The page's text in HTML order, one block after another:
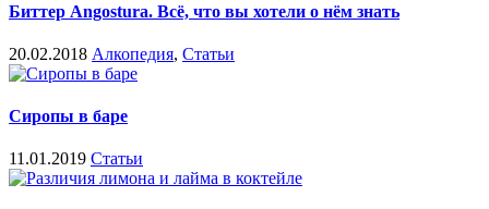
Биттер Angostura. Всё, что вы хотели о нём знать
20.02.2018 Алкопедия, Статьи
Сиропы в баре
11.01.2019 Статьи